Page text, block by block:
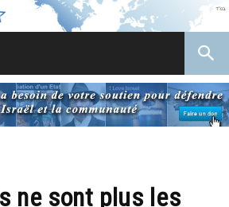
ne sont plus les